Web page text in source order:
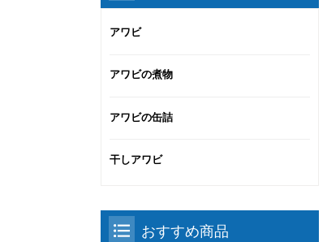
アワビ
アワビの煮物
アワビの缶詰
干しアワビ
おすすめ商品